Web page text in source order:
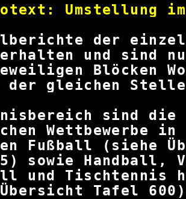
der
und sind
Blöcken
der gleichen
Fußball
) sowie
und
Tafel 600